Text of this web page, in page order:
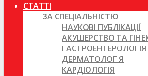
СТАТТІ
ЗА СПЕЦІАЛЬНІСТЮ
НАУКОВІ ПУБЛІКАЦІЇ
АКУШЕРСТВО ТА
ГАСТРОЕНТЕРОЛОГІЯ
ДЕРМАТОЛОГІЯ
КАРДІОЛОГІЯ